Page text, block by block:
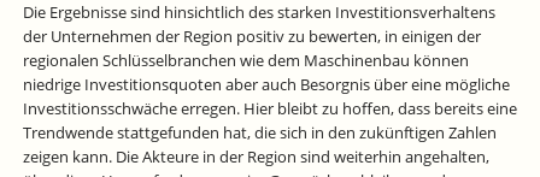
Die Ergebnisse sind hinsichtlich des starken Investitionsverhaltens
der Unternehmen der Region positiv zu bewerten, in einigen der
regionalen Schlüsselbranchen wie dem Maschinenbau können
niedrige Investitionsquoten aber auch Besorgnis über eine mögliche
Investitionsschwäche erregen. Hier bleibt zu hoffen, dass bereits eine
Trendwende stattgefunden hat, die sich in den zukünftigen Zahlen
zeigen kann. Die Akteure in der Region sind weiterhin angehalten,